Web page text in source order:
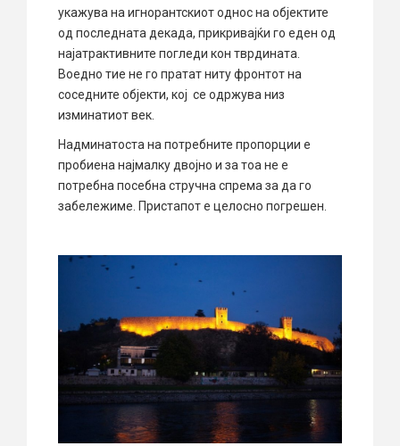
укажува на игнорантскиот однос на објектите
од последната декада, прикривајќи го еден од
најатрактивните погледи кон тврдината.
Воедно тие не го пратат ниту фронтот на
соседните објекти, кој се одржува низ
изминатиот век.
Надминатоста на потребните пропорции е
пробиена најмалку двојно и за тоа не е
потребна посебна стручна спрема за да го
забележиме. Пристапот е целосно погрешен.